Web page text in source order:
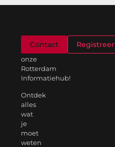
onze
Rotterdam
Informatiehub!
Ontdek
alles
wat
je
moet
weten
Contact Registreer